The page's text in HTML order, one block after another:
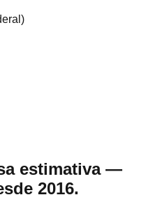
estimativa —
2016.